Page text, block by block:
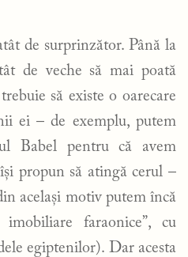
de surprinzător. Până la
de veche să mai poată
să existe o oarecare
ei – de exemplu, putem
Babel pentru că avem
propun să atingă cerul –
același motiv putem încă
faraonice”, cu
egiptenilor). Dar acesta